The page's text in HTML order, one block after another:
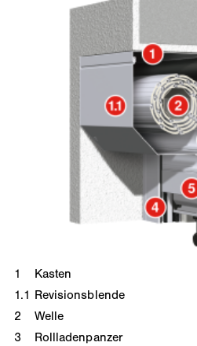
1
Kasten
1.1 Revisionsblende
2
Welle
3
Rollladenpanzer